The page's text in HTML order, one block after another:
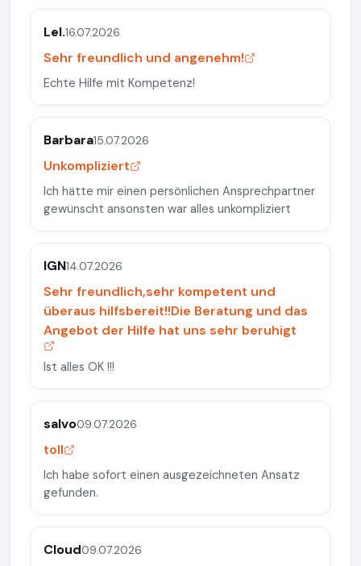
Lel.16.07.2026
Sehr freundlich und angenehm!
Echte Hilfe mit Kompetenz!
Barbara15.07.2026
Unkompliziert
Ich hätte mir einen persönlichen Ansprechpartner
gewünscht ansonsten war alles unkompliziert
IGN14.07.2026
Sehr freundlich,sehr kompetent und
überaus hilfsbereit!!Die Beratung und das
Angebot der Hilfe hat uns sehr beruhigt
Ist alles OK !!!
salvo09.07.2026
toll
Ich habe sofort einen ausgezeichneten Ansatz
gefunden.
Cloud09.07.2026